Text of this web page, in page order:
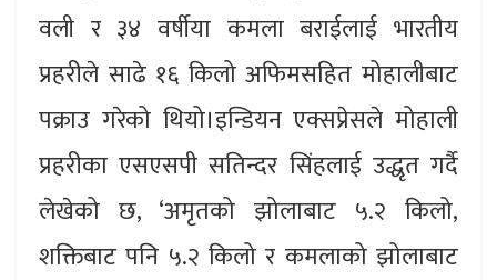
वली र ३४ वर्षीया कमला बराईलाई भारतीय
प्रहरीले साढे १६ किलो अफिमसहित मोहालीबाट
पक्राउ गरेको थियो।इन्डियन एक्सप्रेसले मोहाली
प्रहरीका एसएसपी सतिन्दर सिंहलाई उद्धृत गर्दै
लेखेको छ, ‘अमृतको झोलाबाट ५.२ किलो,
शक्तिबाट पनि ५.२ किलो र कमलाको झोलाबाट